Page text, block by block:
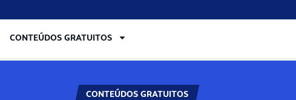
CONTEÚDOS GRATUITOS
CONTEÚDOS GRATUITOS